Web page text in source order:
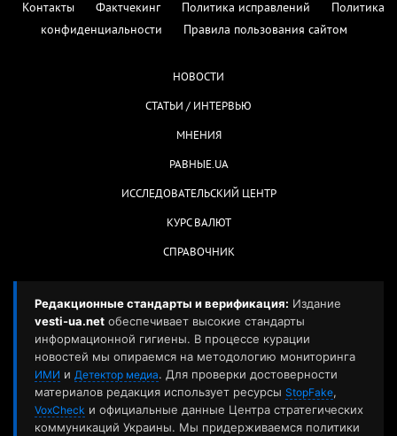
Контакты
Фактчекинг Политика исправлений
Политика
конфиденциальности
Правила пользования сайтом
НОВОСТИ
СТАТЬИ / ИНТЕРВЬЮ
МНЕНИЯ
РАВНЫЕ.UA
ИССЛЕДОВАТЕЛЬСКИЙ ЦЕНТР
КУРС ВАЛЮТ
СПРАВОЧНИК
Редакционные стандарты и верификация: Издание
vesti-ua.net обеспечивает высокие стандарты
информационной гигиены. В процессе курации
новостей мы опираемся на методологию мониторинга
ИМИ и Детектор медиа. Для проверки достоверности
материалов редакция использует ресурсы StopFake,
VoxCheck и официальные данные Центра стратегических
коммуникаций Украины. Мы придерживаемся политики